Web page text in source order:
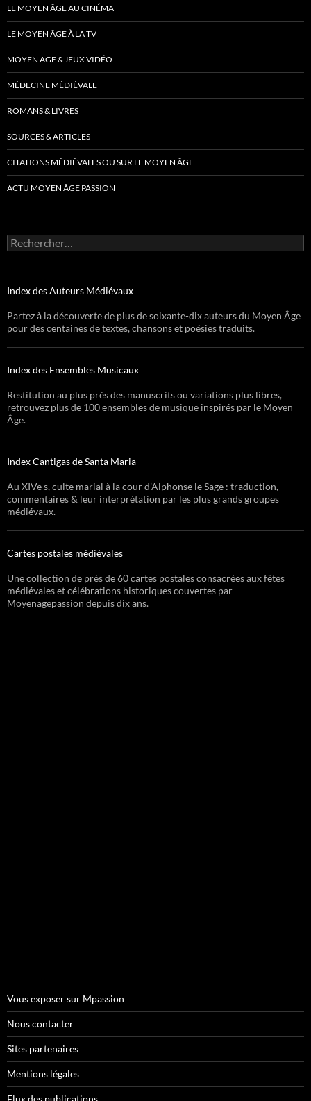
LE MOYEN ÂGE AU CINÉMA
LE MOYEN ÂGE À LA TV
MOYEN ÂGE & JEUX VIDÉO
MÉDECINE MÉDIÉVALE
ROMANS & LIVRES
SOURCES & ARTICLES
CITATIONS MÉDIÉVALES OU SUR LE MOYEN ÂGE
ACTU MOYEN ÂGE PASSION
Rechercher :
Index des Auteurs Médiévaux
Partez à la découverte de plus de soixante-dix auteurs du Moyen Âge
pour des centaines de textes, chansons et poésies traduits.
Index des Ensembles Musicaux
Restitution au plus près des manuscrits ou variations plus libres,
retrouvez plus de 100 ensembles de musique inspirés par le Moyen
Âge.
Index Cantigas de Santa Maria
Au XIVe s, culte marial à la cour d’Alphonse le Sage : traduction,
commentaires & leur interprétation par les plus grands groupes
médiévaux.
Cartes postales médiévales
Une collection de près de 60 cartes postales consacrées aux fêtes
médiévales et célébrations historiques couvertes par
Moyenagepassion depuis dix ans.
Vous exposer sur Mpassion
Nous contacter
Sites partenaires
Mentions légales
Flux des publications